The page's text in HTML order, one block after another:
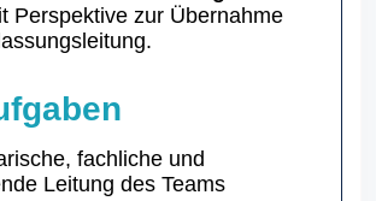
Perspektive zur Übernahme
fachliche und
Leitung des Teams